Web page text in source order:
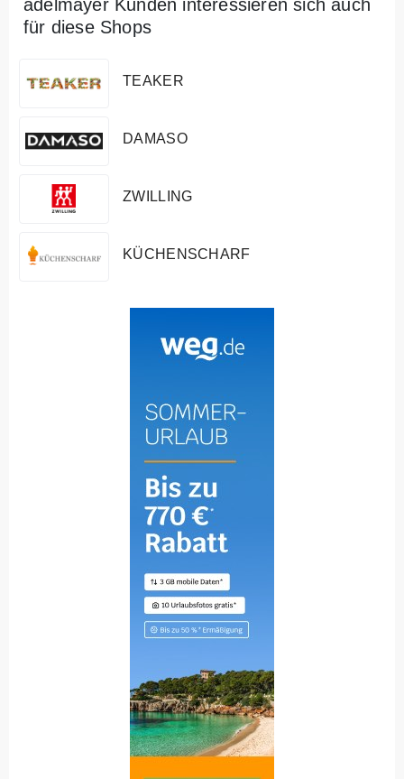
adelmayer Kunden interessieren sich auch
für diese Shops
TEAKER
DAMASO
ZWILLING
KÜCHENSCHARF